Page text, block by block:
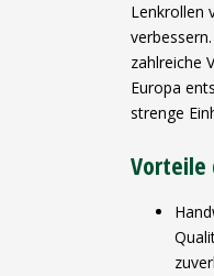
Lenkrollen
zahlreiche
Europa
strenge
Vorteile